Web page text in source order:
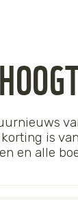
is
en alle